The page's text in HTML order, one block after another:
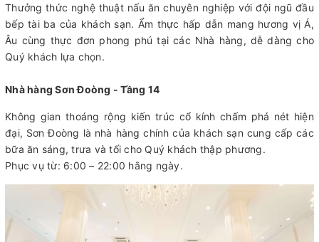
Thưởng thức nghệ thuật nấu ăn chuyên nghiệp với đội ngũ đầu
bếp tài ba của khách sạn. Ẩm thực hấp dẫn mang hương vị Á,
Âu cùng thực đơn phong phú tại các Nhà hàng, dễ dàng cho
Quý khách lựa chọn.
Nhà hàng Sơn Đoòng - Tầng 14
Không gian thoáng rộng kiến trúc cổ kính chấm phá nét hiện
đại, Sơn Đoòng là nhà hàng chính của khách sạn cung cấp các
bữa ăn sáng, trưa và tối cho Quý khách thập phương.
Phục vụ từ: 6:00 – 22:00 hằng ngày.